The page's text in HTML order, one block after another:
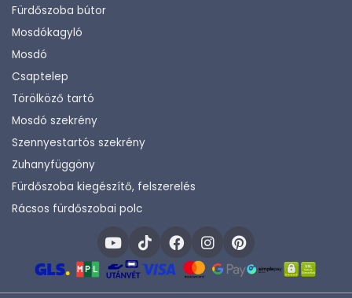
Fürdőszoba bútor
Mosdókagyló
Mosdó
Csaptelep
Törölköző tartó
Mosdó szekrény
Szennyestartós szekrény
Zuhanyfüggöny
Fürdőszoba kiegészítő, felszerelés
Rácsos fürdőszobai polc